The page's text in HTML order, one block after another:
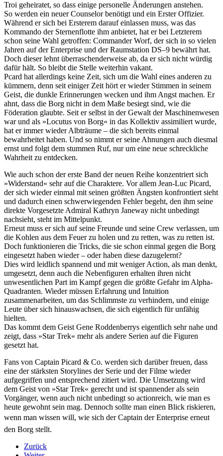
Troi geheiratet, so dass einige personelle Änderungen anstehen.
So werden ein neuer Counselor benötigt und ein Erster Offizier.
Während er sich bei Ersterem darauf einlassen muss, was das
Kommando der Sternenflotte ihm anbietet, hat er bei Letzterem
schon seine Wahl getroffen: Commander Worf, der sich in so vielen
Jahren auf der Enterprise und der Raumstation DS–9 bewährt hat.
Doch dieser lehnt überraschenderweise ab, da er sich nicht würdig
dafür hält. So bleibt die Stelle weiterhin vakant.
Pcard hat allerdings keine Zeit, sich um die Wahl eines anderen zu
kümmern, denn seit einiger Zeit hört er wieder Stimmen in seinem
Geist, die dunkle Erinnerungen wecken und ihm Angst machen. Er
ahnt, dass die Borg nicht in dem Maße besiegt sind, wie die
Föderation glaubte. Seit er selbst in der Gewalt der Maschinenwesen
war und als »Locutus von Borg« in das Kollektiv assimiliert wurde,
hat er immer wieder Albträume – die sich bereits einmal
bewahrheitet haben. Und so nimmt er seine Ahnungen auch diesmal
ernst und folgt dem stummen Ruf, nur um eine neue schreckliche
Wahrheit zu entdecken.
Wie auch schon der erste Band der neuen Reihe konzentriert sich
»Widerstand« sehr auf die Charaktere. Vor allem Jean-Luc Picard,
der sich wieder einmal mit seinen größten Ängsten konfrontiert sieht
und dadurch einen schwerwiegenden Fehler begeht, den ihm seine
direkte Vorgesetzte Admiral Kathryn Janeway nicht unbedingt
nachsieht, steht im Mittelpunkt.
Erneut muss er sich auf seine Freunde und seine Crew verlassen, um
die Kohlen aus dem Feuer zu holen und zu retten, was zu retten ist.
Doch funktionieren die Tricks, die sie schon einmal gegen die Borg
eingesetzt haben wieder – oder haben diese dazugelernt?
Dies wird leidlich spannend und mit weniger Action, als man denkt,
umgesetzt, denn auch die Nebenfiguren erhalten ihren nicht
unwesentlichen Part im Kampf gegen die größte Gefahr im Alpha-
Quadranten. Wieder müssen Erfahrung und Intuition
zusammenarbeiten, um das Schlimmste zu verhindern, und einige
Leute über sich hinauswachsen, die sich eigentlich für unfähig
hielten.
Das kommt dem Geist Gene Roddenberrys eigentlich sehr nahe und
zeigt, dass »Star Trek« mehr als andere Serien auf die Figuren
gesetzt hat.
Fans von Captain Picard & Co. werden sich darüber freuen, dass
eine der stärksten Storylines der Serie und der Filme wieder
aufgegriffen und entsprechend zitiert wird. Die Umsetzung wird
dem Geist von »Star Trek« gerecht und ist spannender als sein
Vorgänger, wenn auch nicht unbedingt so actionreich, wie man es
heute gewohnt sein mag. Dennoch sollte man einen Blick riskieren,
wenn man wissen will, wie sich der Captain der Enterprise erneut
den Borg stellt.
Zurück